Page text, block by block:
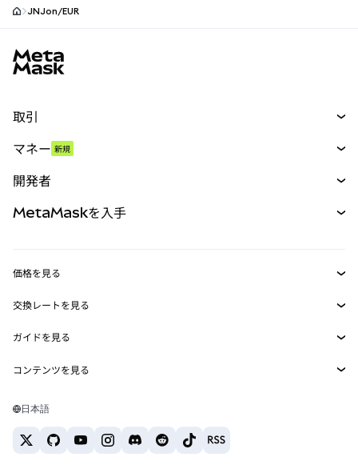
JNJon/EUR
取引
パーペチュアル
RWA
マネー 新規
開発者
MetaMask Connect
Snaps
Web3サービス
MetaMaskを入手
セキュリティ
サポート
キャリア
お問い合わせ
価格を見る
イーサリアムの価格
Solanaの価格
Tetherの価格
交換レートを見る
ETH→USD
USDT→INR
BTC→INR
ETH→USDT
ガイドを見る
ETHの購入
USDTの購入
コンテンツを見る
Solanaウォレット
日本語